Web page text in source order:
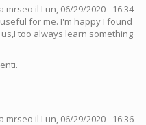
mrseo il Lun, 06/29/2020 - 16:34
for me. I'm happy I found
too always learn something
mrseo il Lun, 06/29/2020 - 16:36